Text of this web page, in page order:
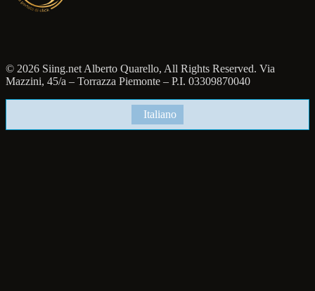
© 2026 Siing.net Alberto Quarello, All Rights Reserved. Via
Mazzini, 45/a – Torrazza Piemonte – P.I. 03309870040
Italiano